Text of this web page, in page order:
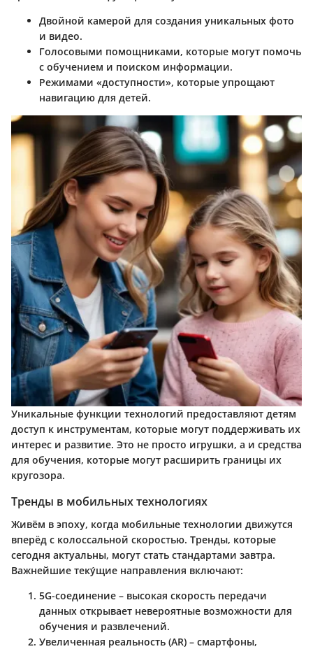
Двойной камерой для создания уникальных фото
и видео.
Голосовыми помощниками, которые могут помочь
с обучением и поиском информации.
Режимами «доступности», которые упрощают
навигацию для детей.
Уникальные функции технологий предоставляют детям
доступ к инструментам, которые могут поддерживать их
интерес и развитие. Это не просто игрушки, а и средства
для обучения, которые могут расширить границы их
кругозора.
Тренды в мобильных технологиях
Живём в эпоху, когда мобильные технологии движутся
вперёд с колоссальной скоростью. Тренды, которые
сегодня актуальны, могут стать стандартами завтра.
Важнейшие теку́щие направления включают:
5G-соединение – высокая скорость передачи
данных открывает невероятные возможности для
обучения и развлечений.
Увеличенная реальность (AR) – смартфоны,